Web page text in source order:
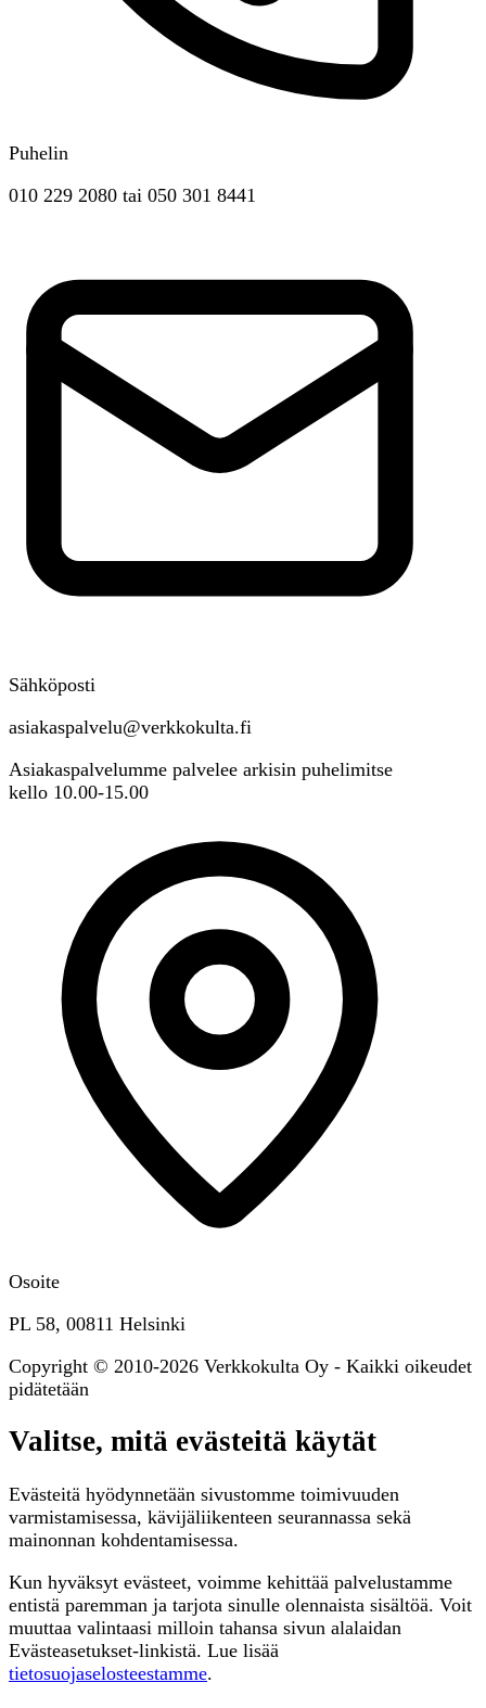
Puhelin
010 229 2080 tai 050 301 8441
Sähköposti
asiakaspalvelu@verkkokulta.fi
Asiakaspalvelumme palvelee arkisin puhelimitse
kello 10.00-15.00
Osoite
PL 58, 00811 Helsinki
Copyright © 2010-2026 Verkkokulta Oy - Kaikki oikeudet
pidätetään
Valitse, mitä evästeitä käytät
Evästeitä hyödynnetään sivustomme toimivuuden
varmistamisessa, kävijäliikenteen seurannassa sekä
mainonnan kohdentamisessa.
Kun hyväksyt evästeet, voimme kehittää palvelustamme
entistä paremman ja tarjota sinulle olennaista sisältöä. Voit
muuttaa valintaasi milloin tahansa sivun alalaidan
Evästeasetukset-linkistä. Lue lisää
tietosuojaselosteestamme.